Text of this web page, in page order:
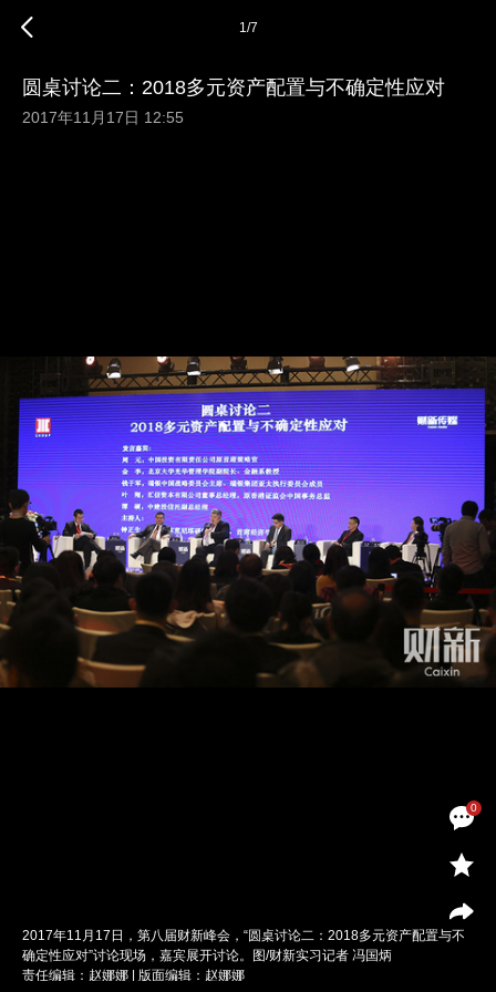
0
1/7
圆桌讨论二：2018多元资产配置与不确定性应对
2017年11月17日 12:55
2017年11月17日，第八届财新峰会，“圆桌讨论二：2018多元资产配置与不
确定性应对”讨论现场，嘉宾展开讨论。图/财新实习记者 冯国炳
责任编辑：赵娜娜 | 版面编辑：赵娜娜